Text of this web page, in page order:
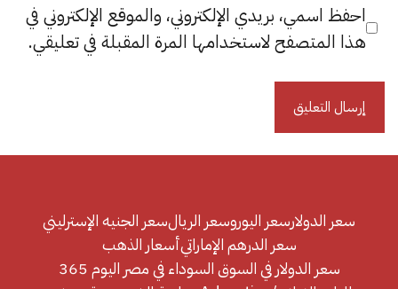
احفظ اسمي، بريدي الإلكتروني، والموقع الإلكتروني في
هذا المتصفح لاستخدامها المرة المقبلة في تعليقي.
سعر الدولارسعر اليوروسعر الريالسعر الجنيه الإسترليني
سعر الدرهم الإماراتيأسعار الذهب
سعر الدولار في السوق السوداء في مصر اليوم 365